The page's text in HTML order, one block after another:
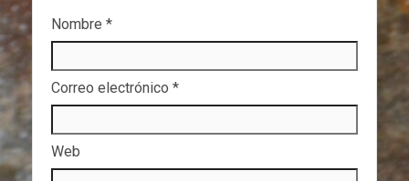
Nombre *
Correo electrónico *
Web